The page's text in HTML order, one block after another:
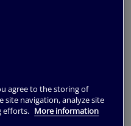
från Star.
agree to the storing of
site navigation, analyze site
efforts. More information